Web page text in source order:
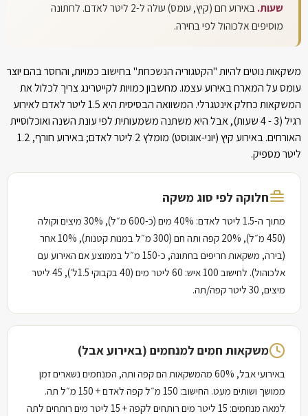
שעות.
באירוע חם (קיץ, עומס) עולה ל-2 ליטר לאדם. לחתונה
מוסיפים אלכוהול לפי בחירה.
משקאות נוטים להיות "הקטגוריה הנשכחת" בחישוב כמויות, והחסר בהם יוצר
עומס על המארח באירוע עצמו. מחשבון כמויות לקייטרינג צריך לכלול את
המשקאות כחלק אינטגרלי. המשוואה הבסיסית היא 1.5 ליטר לאדם לאירוע
רגיל (4 - 3שעות), אבל היא משתנה משמעותית לפי עונת השנה ואוכלוסיית
האורחים. באירוע קיץ (יוני-אוגוסט) מומלץ 2 ליטר לאדם; באירוע חורף, 1.2
ליטר מספיק.
חלוקה לפי סוג משקה
מתוך ה-1.5 ליטר לאדם: 40% מים (כ-600 מ״ל), 30% מיצים וקולה
(450 מ״ל), 20% קפה ותה חם (300 מ״ל במנות קטנות), 10% אחר
(בירה, משקאות חריפים בחתונה, כ-150 מ״ל בממוצע אם האירוע עם
אלכוהול). לחישוב 100 איש: 60 ליטר מים (40 בקבוקי 1.5ל׳), 45 ליטר
מיצים, 30 ליטר קפה/תה.
משקאות חמים למנחמים (באירוע אבל)
באירועי אבל, 60% מהמשקאות הם קפה ותה, המנחמים נשארים זמן
ממושך ושותים מעט. החישוב: 150 מ״ל קפה לאדם + 150 מ״ל תה.
למאה מנחמים: 15 ליטר מים רותחים לקפה + 15 ליטר מים רותחים לתה